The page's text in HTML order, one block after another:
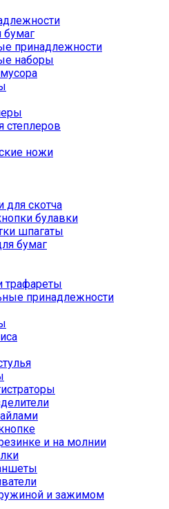
бумаг
принадлежности
наборы
степлеров
ножи
для скотча
булавки
шпагаты
бумаг
трафареты
принадлежности
и на молнии
и зажимом